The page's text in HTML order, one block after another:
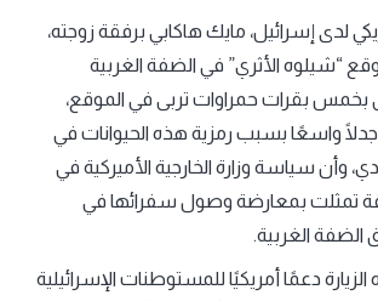
لدى إسرائيل، مايك هاكابي برفقة زوجته،
“شيلوه الأثري” في الضفة الغربية
بخمس بقرات حمراوات تربى في الموقع،
واسعًا بسبب رمزية هذه الحيوانات في
وأن سياسة وزارة الخارجية الأميركية في
تمثلت بمعارضة وصول سفرائها في
الضفة الغربية.
دعمًا أمريكيًا للمستوطنات الإسرائيلية